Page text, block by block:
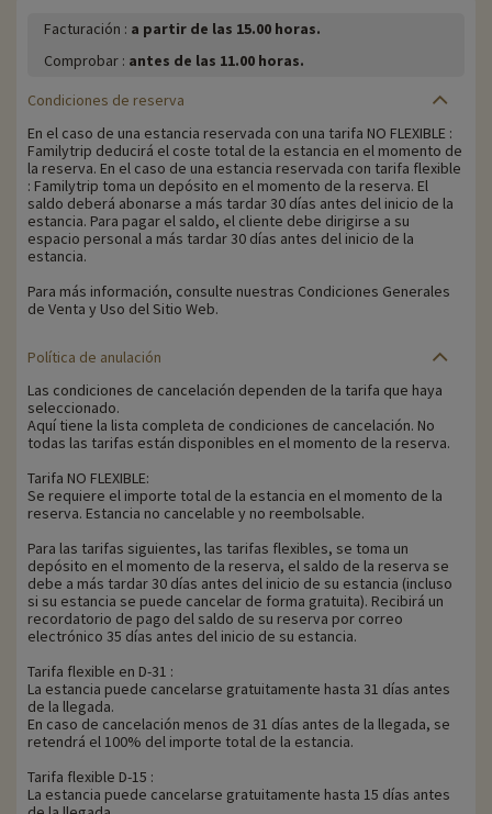
Facturación : a partir de las 15.00 horas.
Comprobar : antes de las 11.00 horas.
Condiciones de reserva
En el caso de una estancia reservada con una tarifa NO FLEXIBLE :
Familytrip deducirá el coste total de la estancia en el momento de
la reserva. En el caso de una estancia reservada con tarifa flexible
: Familytrip toma un depósito en el momento de la reserva. El
saldo deberá abonarse a más tardar 30 días antes del inicio de la
estancia. Para pagar el saldo, el cliente debe dirigirse a su
espacio personal a más tardar 30 días antes del inicio de la
estancia.
Para más información, consulte nuestras Condiciones Generales
de Venta y Uso del Sitio Web.
Política de anulación
Las condiciones de cancelación dependen de la tarifa que haya
seleccionado.
Aquí tiene la lista completa de condiciones de cancelación. No
todas las tarifas están disponibles en el momento de la reserva.
Tarifa NO FLEXIBLE:
Se requiere el importe total de la estancia en el momento de la
reserva. Estancia no cancelable y no reembolsable.
Para las tarifas siguientes, las tarifas flexibles, se toma un
depósito en el momento de la reserva, el saldo de la reserva se
debe a más tardar 30 días antes del inicio de su estancia (incluso
si su estancia se puede cancelar de forma gratuita). Recibirá un
recordatorio de pago del saldo de su reserva por correo
electrónico 35 días antes del inicio de su estancia.
Tarifa flexible en D-31 :
La estancia puede cancelarse gratuitamente hasta 31 días antes
de la llegada.
En caso de cancelación menos de 31 días antes de la llegada, se
retendrá el 100% del importe total de la estancia.
Tarifa flexible D-15 :
La estancia puede cancelarse gratuitamente hasta 15 días antes